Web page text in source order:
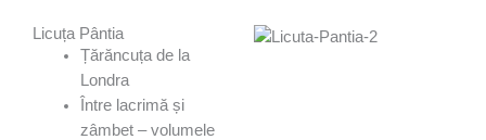
Licuța Pântia
Țărăncuța de la
Londra
Între lacrimă și
zâmbet – volumele